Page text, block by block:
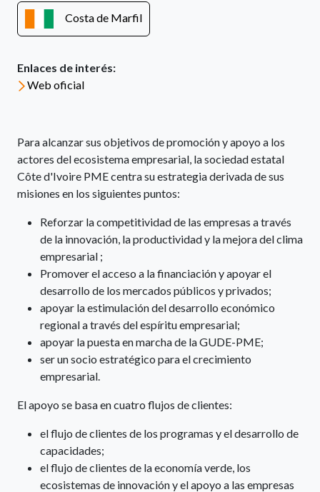
Costa de Marfil
Enlaces de interés:
Web oficial
Para alcanzar sus objetivos de promoción y apoyo a los
actores del ecosistema empresarial, la sociedad estatal
Côte d'Ivoire PME centra su estrategia derivada de sus
misiones en los siguientes puntos:
Reforzar la competitividad de las empresas a través
de la innovación, la productividad y la mejora del clima
empresarial ;
Promover el acceso a la financiación y apoyar el
desarrollo de los mercados públicos y privados;
apoyar la estimulación del desarrollo económico
regional a través del espíritu empresarial;
apoyar la puesta en marcha de la GUDE-PME;
ser un socio estratégico para el crecimiento
empresarial.
El apoyo se basa en cuatro flujos de clientes:
el flujo de clientes de los programas y el desarrollo de
capacidades;
el flujo de clientes de la economía verde, los
ecosistemas de innovación y el apoyo a las empresas